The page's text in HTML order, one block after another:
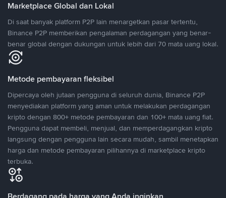
Marketplace Global dan Lokal
Di saat banyak platform P2P lain menargetkan pasar tertentu,
Binance P2P memberikan pengalaman perdagangan yang benar-
benar global dengan dukungan untuk lebih dari 70 mata uang lokal.
Metode pembayaran fleksibel
Dipercaya oleh jutaan pengguna di seluruh dunia, Binance P2P
menyediakan platform yang aman untuk melakukan perdagangan
kripto dengan 800+ metode pembayaran dan 100+ mata uang fiat.
Pengguna dapat membeli, menjual, dan memperdagangkan kripto
langsung dengan pengguna lain secara mudah, sambil menetapkan
harga dan metode pembayaran pilihannya di marketplace kripto
terbuka.